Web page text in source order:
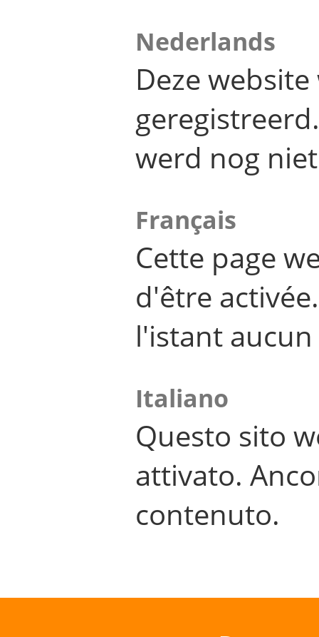
Nederlands
Deze
werd nog
Français
Cette page
d'être
l'istant
Italiano
Questo sito
attivato.
contenuto.